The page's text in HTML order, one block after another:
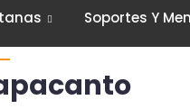
Soportes Y